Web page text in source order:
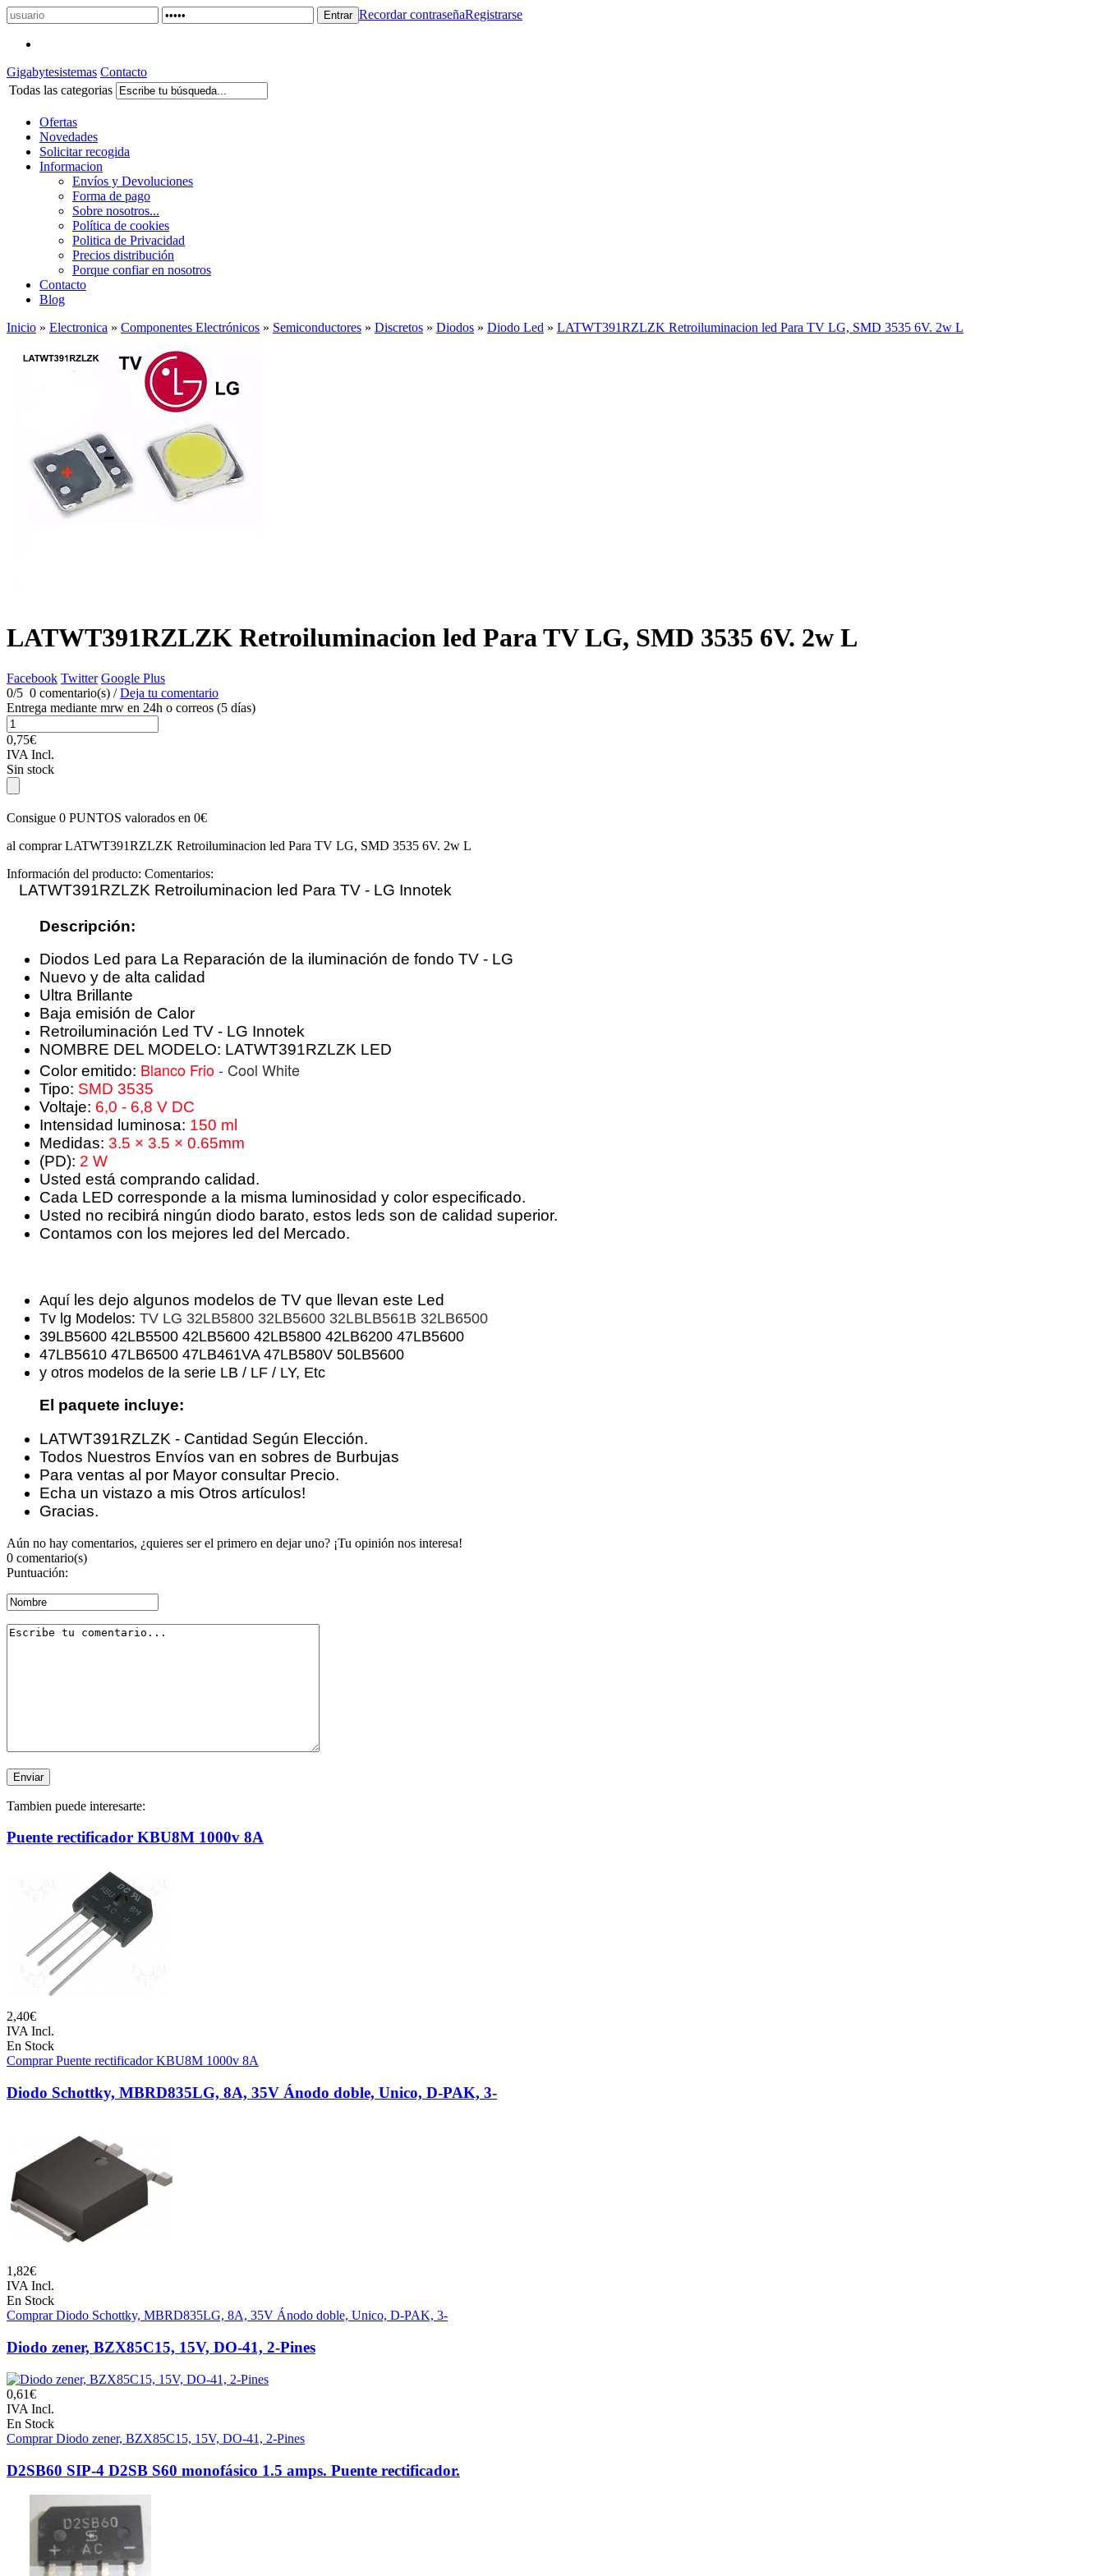
Recordar contraseñaRegistrarse
Gigabytesistemas Contacto
Todas las categorias
Ofertas
Novedades
Solicitar recogida
Informacion
Envíos y Devoluciones
Forma de pago
Sobre nosotros...
Política de cookies
Politica de Privacidad
Precios distribución
Porque confiar en nosotros
Contacto
Blog
Inicio » Electronica » Componentes Electrónicos » Semiconductores » Discretos » Diodos » Diodo Led » LATWT391RZLZK Retroiluminacion led Para TV LG, SMD 3535 6V. 2w L
LATWT391RZLZK Retroiluminacion led Para TV LG, SMD 3535 6V. 2w L
Facebook Twitter Google Plus
0/5 0 comentario(s) /Deja tu comentario
Entrega mediante mrw en 24h o correos (5 días)
0,75€
IVA Incl.
Sin stock
Consigue 0 PUNTOS valorados en 0€
al comprar LATWT391RZLZK Retroiluminacion led Para TV LG, SMD 3535 6V. 2w L
Información del producto: Comentarios:
LATWT391RZLZK Retroiluminacion led Para TV - LG Innotek
Descripción:
Diodos Led para La Reparación de la iluminación de fondo TV - LG
Nuevo y de alta calidad
Ultra Brillante
Baja emisión de Calor
Retroiluminación Led TV - LG Innotek
NOMBRE DEL MODELO: LATWT391RZLZK LED
Color emitido: Blanco Frio- Cool White
Tipo: SMD 3535
Voltaje: 6,0 - 6,8 V DC
Intensidad luminosa: 150 ml
Medidas: 3.5 × 3.5 × 0.65mm
(PD): 2 W
Usted está comprando calidad.
Cada LED corresponde a la misma luminosidad y color especificado.
Usted no recibirá ningún diodo barato, estos leds son de calidad superior.
Contamos con los mejores led del Mercado.
Aquí les dejo algunos modelos de TV que llevan este Led
Tv lg Modelos: TV LG 32LB5800 32LB5600 32LBLB561B 32LB6500
39LB5600 42LB5500 42LB5600 42LB5800 42LB6200 47LB5600
47LB5610 47LB6500 47LB461VA 47LB580V 50LB5600
y otros modelos de la serie LB / LF / LY, Etc
El paquete incluye:
LATWT391RZLZK - Cantidad Según Elección.
Todos Nuestros Envíos van en sobres de Burbujas
Para ventas al por Mayor consultar Precio.
Echa un vistazo a mis Otros artículos!
Gracias.
Aún no hay comentarios, ¿quieres ser el primero en dejar uno? ¡Tu opinión nos interesa!
0 comentario(s)
Puntuación:
Tambien puede interesarte:
Puente rectificador KBU8M 1000v 8A
2,40€
IVA Incl.
En Stock
Comprar Puente rectificador KBU8M 1000v 8A
Diodo Schottky, MBRD835LG, 8A, 35V Ánodo doble, Unico, D-PAK, 3-
1,82€
IVA Incl.
En Stock
Comprar Diodo Schottky, MBRD835LG, 8A, 35V Ánodo doble, Unico, D-PAK, 3-
Diodo zener, BZX85C15, 15V, DO-41, 2-Pines
0,61€
IVA Incl.
En Stock
Comprar Diodo zener, BZX85C15, 15V, DO-41, 2-Pines
D2SB60 SIP-4 D2SB S60 monofásico 1.5 amps. Puente rectificador.